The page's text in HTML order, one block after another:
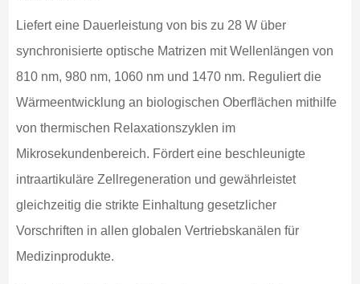
Liefert eine Dauerleistung von bis zu 28 W über
synchronisierte optische Matrizen mit Wellenlängen von
810 nm, 980 nm, 1060 nm und 1470 nm. Reguliert die
Wärmeentwicklung an biologischen Oberflächen mithilfe
von thermischen Relaxationszyklen im
Mikrosekundenbereich. Fördert eine beschleunigte
intraartikuläre Zellregeneration und gewährleistet
gleichzeitig die strikte Einhaltung gesetzlicher
Vorschriften in allen globalen Vertriebskanälen für
Medizinprodukte.